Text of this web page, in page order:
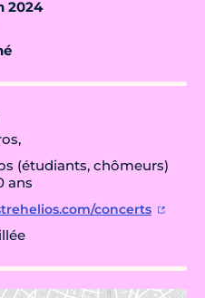
2024
(étudiants, chômeurs)
ans
concerts